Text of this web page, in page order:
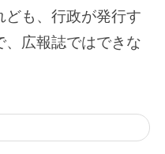
も、行政が発行す
、広報誌ではできな